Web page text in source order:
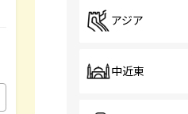
アジア
中近東